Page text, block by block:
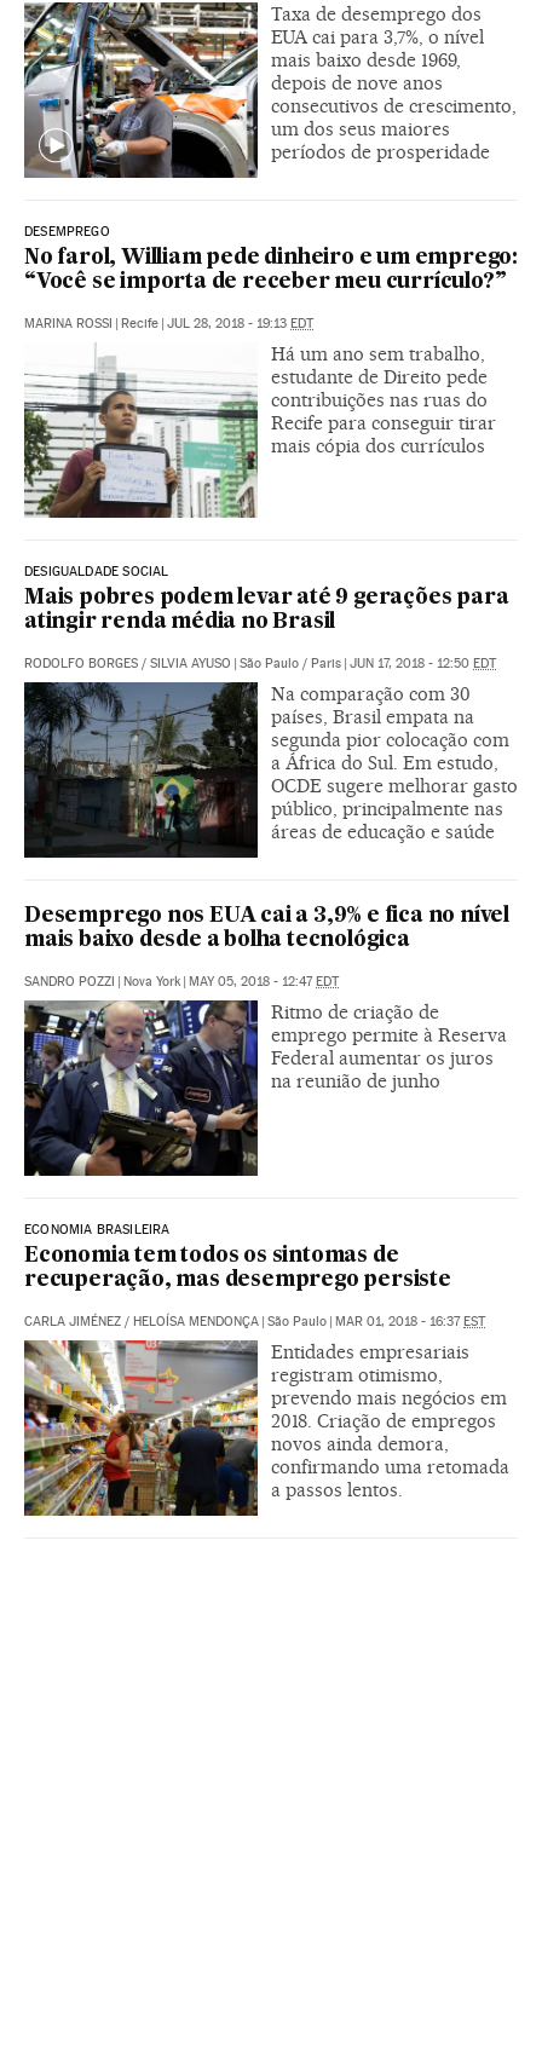
Taxa de desemprego dos
EUA cai para 3,7%, o nível
mais baixo desde 1969,
depois de nove anos
consecutivos de crescimento,
um dos seus maiores
períodos de prosperidade
DESEMPREGO
No farol, William pede dinheiro e um emprego:
“Você se importa de receber meu currículo?”
MARINA ROSSI | Recife | JUL 28, 2018 - 19:13 EDT
Há um ano sem trabalho,
estudante de Direito pede
contribuições nas ruas do
Recife para conseguir tirar
mais cópia dos currículos
DESIGUALDADE SOCIAL
Mais pobres podem levar até 9 gerações para
atingir renda média no Brasil
RODOLFO BORGES / SILVIA AYUSO | São Paulo / Paris | JUN 17, 2018 - 12:50 EDT
Na comparação com 30
países, Brasil empata na
segunda pior colocação com
a África do Sul. Em estudo,
OCDE sugere melhorar gasto
público, principalmente nas
áreas de educação e saúde
Desemprego nos EUA cai a 3,9% e fica no nível
mais baixo desde a bolha tecnológica
SANDRO POZZI | Nova York | MAY 05, 2018 - 12:47EDT
Ritmo de criação de
emprego permite à Reserva
Federal aumentar os juros
na reunião de junho
ECONOMIA BRASILEIRA
Economia tem todos os sintomas de
recuperação, mas desemprego persiste
CARLA JIMÉNEZ / HELOÍSA MENDONÇA | São Paulo | MAR 01, 2018 - 16:37EST
Entidades empresariais
registram otimismo,
prevendo mais negócios em
2018. Criação de empregos
novos ainda demora,
confirmando uma retomada
a passos lentos.